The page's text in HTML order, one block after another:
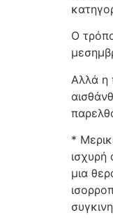
Ο
Αλλά η
*
μια